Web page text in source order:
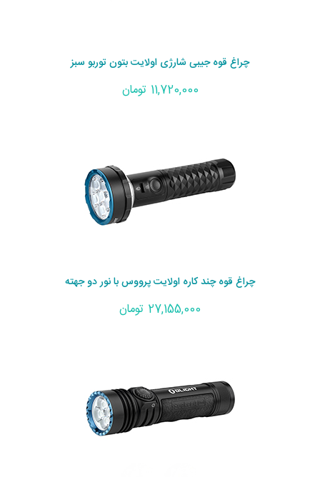
چراغ قوه جیبی شارژی اولایت بتون توربو سبز
11,720,000 تومان
چراغ قوه چند کاره اولایت پرووس با نور دو جهته
27,155,000 تومان